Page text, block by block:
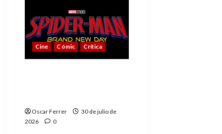
Cine Cómic Crítica
Oscar Ferrer
30 de julio de
2026
0